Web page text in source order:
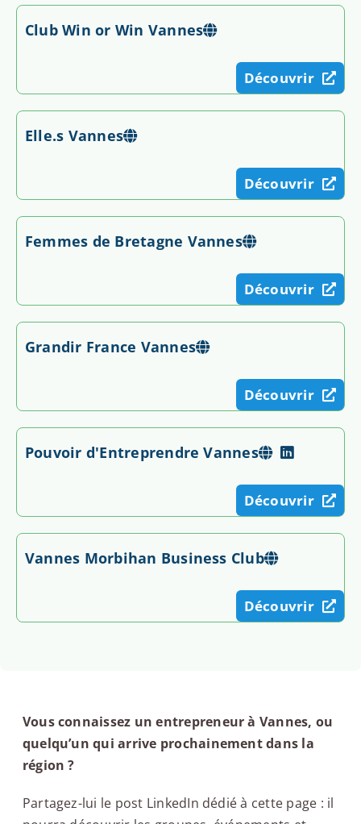
Club Win or Win Vannes
Découvrir
Elle.s Vannes
Découvrir
Femmes de Bretagne Vannes
Découvrir
Grandir France Vannes
Découvrir
Pouvoir d'Entreprendre Vannes
Découvrir
Vannes Morbihan Business Club
Découvrir
Vous connaissez un entrepreneur à Vannes, ou
quelqu’un qui arrive prochainement dans la
région ?
Partagez-lui le post LinkedIn dédié à cette page : il